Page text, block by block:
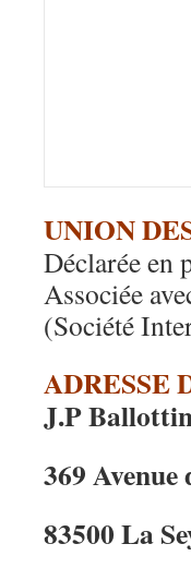
UNION
Déclarée en
Associée
(Société
ADRESSE
J.P
369
83500 La